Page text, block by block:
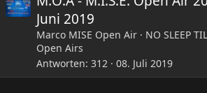
Juni 2019
Marco MISE Open Air
NO SLEEP
Open Airs
Antworten 312 08. Juli 2019